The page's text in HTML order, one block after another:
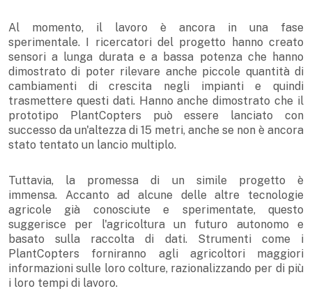
Al momento, il lavoro è ancora in una fase
sperimentale. I ricercatori del progetto hanno creato
sensori a lunga durata e a bassa potenza che hanno
dimostrato di poter rilevare anche piccole quantità di
cambiamenti di crescita negli impianti e quindi
trasmettere questi dati. Hanno anche dimostrato che il
prototipo PlantCopters può essere lanciato con
successo da un'altezza di 15 metri, anche se non è ancora
stato tentato un lancio multiplo.
Tuttavia, la promessa di un simile progetto è
immensa. Accanto ad alcune delle altre tecnologie
agricole già conosciute e sperimentate, questo
suggerisce per l'agricoltura un futuro autonomo e
basato sulla raccolta di dati. Strumenti come i
PlantCopters forniranno agli agricoltori maggiori
informazioni sulle loro colture, razionalizzando per di più
i loro tempi di lavoro.